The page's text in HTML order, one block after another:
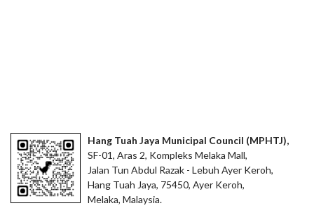
Hang Tuah Jaya Municipal Council (MPHTJ),
SF-01, Aras 2, Kompleks Melaka Mall,
Jalan Tun Abdul Razak - Lebuh Ayer Keroh,
Hang Tuah Jaya, 75450, Ayer Keroh,
Melaka, Malaysia.